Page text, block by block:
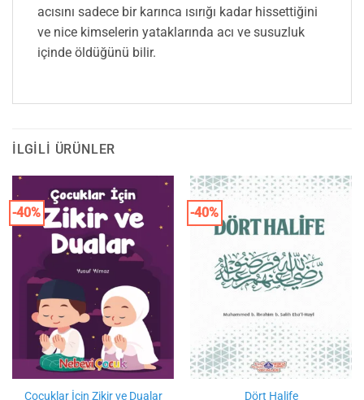
acısını sadece bir karınca ısırığı kadar hissettiğini
ve nice kimselerin yataklarında acı ve susuzluk
içinde öldüğünü bilir.
İLGILI ÜRÜNLER
-40%
Çocuklar İçin Zikir ve Dualar
-40%
Dört Halife